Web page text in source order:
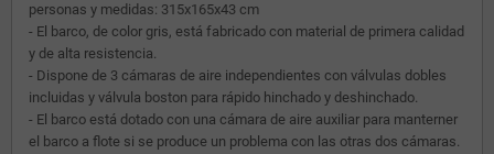
personas y medidas: 315x165x43 cm
- El barco, de color gris, está fabricado con material de primera calidad
y de alta resistencia.
- Dispone de 3 cámaras de aire independientes con válvulas dobles
incluidas y válvula boston para rápido hinchado y deshinchado.
- El barco está dotado con una cámara de aire auxiliar para manterner
el barco a flote si se produce un problema con las otras dos cámaras.